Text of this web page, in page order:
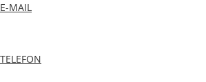
E-MAIL
TELEFON